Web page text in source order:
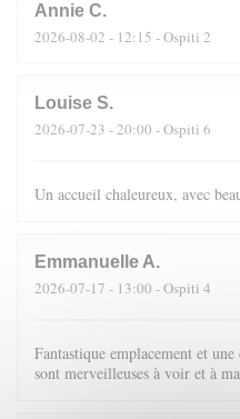
Annie C
2026-08-02 - 12:15 - Ospiti 2
Louise S
2026-07-23 - 20:00 - Ospiti 6
Un accueil chaleureux, avec
Emmanuelle A
2026-07-17 - 13:00 - Ospiti 4
Fantastique emplacement et
sont merveilleuses à voir et à